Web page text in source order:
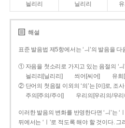
늴리리 닐리리
해설
표준 발음법 제5항에서는 ‘ㅢ’의 발음을
① 자음을 첫소리로 가지고 있는 음절의 ‘ㅢ
늴리리[닐리리]
씌어[씨어]
유희
② 단어의 첫음절 이외의 ‘의’는 [이]로, 조
주의[주의/주이]
우리의[우리의/우리
이러한 발음의 변화를 반영한다면 ‘ㅢ’는 ‘
뒤에서는 ‘ㅣ’로 적도록 해야 할 것이다. 그